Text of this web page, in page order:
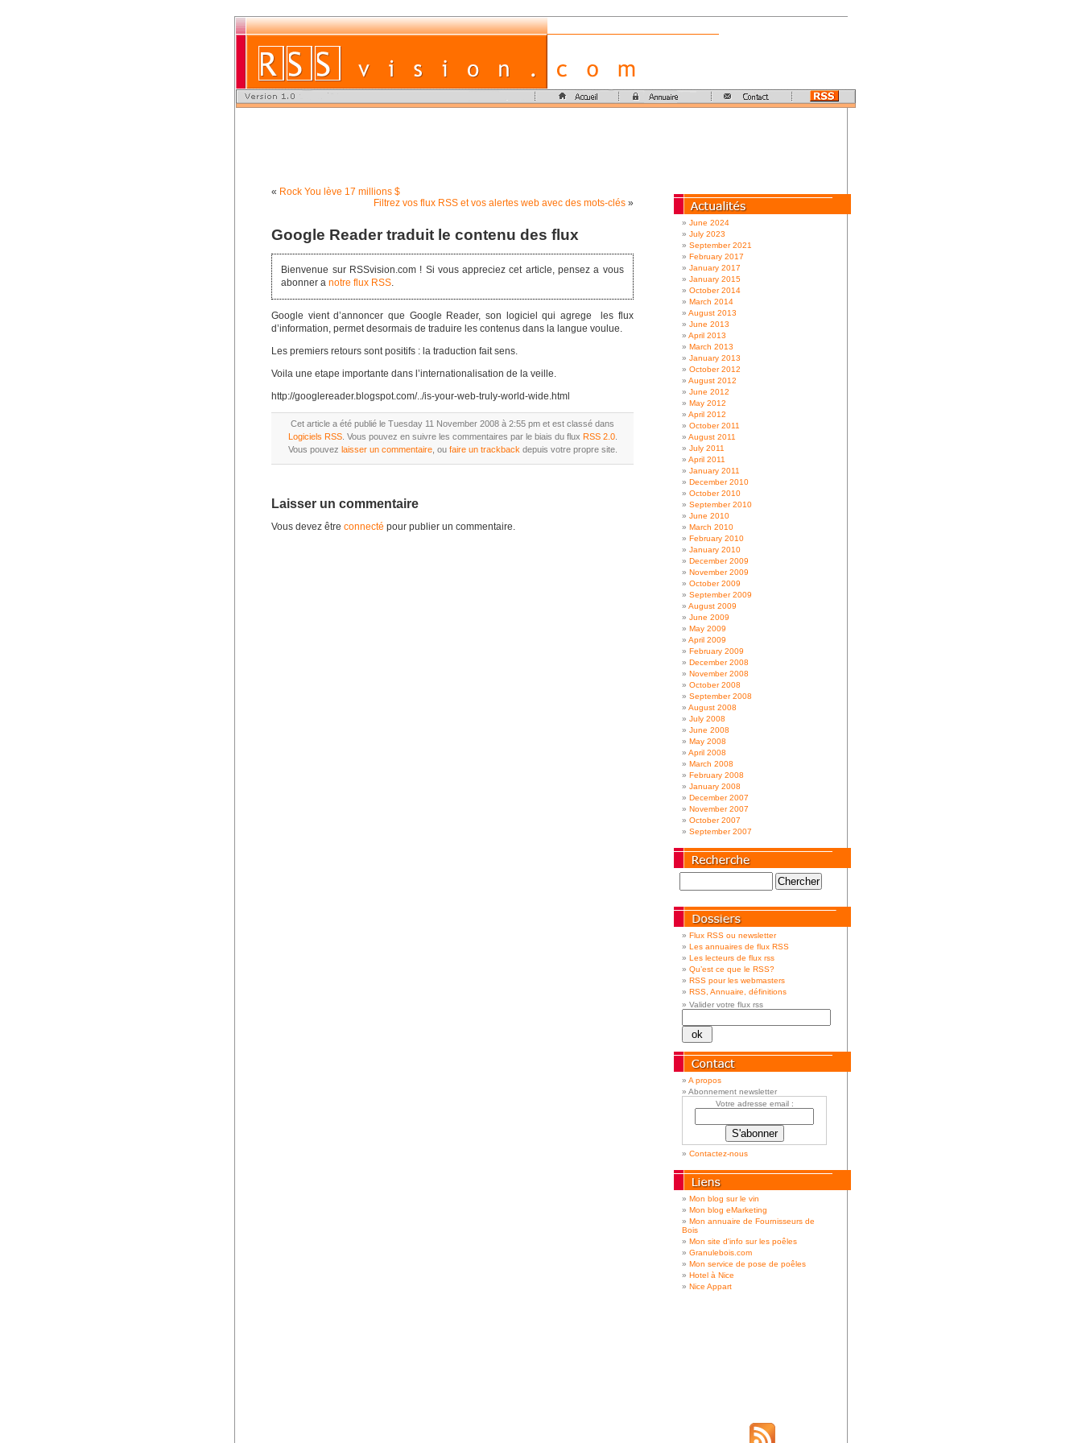
« Rock You lève 17 millions $
Filtrez vos flux RSS et vos alertes web avec des mots-clés »
Google Reader traduit le contenu des flux
Bienvenue sur RSSvision.com ! Si vous appreciez cet article, pensez a vous
abonner anotre flux RSS.
Google vient d’annoncer que Google Reader, son logiciel qui agrege les flux
d’information, permet desormais de traduire les contenus dans la langue voulue.
Les premiers retours sont positifs : la traduction fait sens.
Voila une etape importante dans l’internationalisation de la veille.
http://googlereader.blogspot.com/../is-your-web-truly-world-wide.html
Cet article a été publié le Tuesday 11 November 2008 à 2:55 pm et est classé dans
Logiciels RSS. Vous pouvez en suivre les commentaires par le biais du flux RSS 2.0.
Vous pouvez laisser un commentaire, ou faire un trackback depuis votre propre site.
Laisser un commentaire
Vous devez être connecté pour publier un commentaire.
June 2024
July 2023
September 2021
February 2017
January 2017
January 2015
October 2014
March 2014
August 2013
June 2013
April 2013
March 2013
January 2013
October 2012
August 2012
June 2012
May 2012
April 2012
October 2011
August 2011
July 2011
April 2011
January 2011
December 2010
October 2010
September 2010
June 2010
March 2010
February 2010
January 2010
December 2009
November 2009
October 2009
September 2009
August 2009
June 2009
May 2009
April 2009
February 2009
December 2008
November 2008
October 2008
September 2008
August 2008
July 2008
June 2008
May 2008
April 2008
March 2008
February 2008
January 2008
December 2007
November 2007
October 2007
September 2007
Flux RSS ou newsletter
Les annuaires de flux RSS
Les lecteurs de flux rss
Qu’est ce que le RSS?
RSS pour les webmasters
RSS, Annuaire, définitions
Valider votre flux rss
A propos
Abonnement newsletter
Votre adresse email :
Contactez-nous
Mon blog sur le vin
Mon blog eMarketing
Mon annuaire de Fournisseurs de
Bois
Mon site d'info sur les poêles
Granulebois.com
Mon service de pose de poêles
Hotel à Nice
Nice Appart